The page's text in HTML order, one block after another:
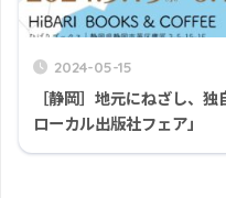
2024-05-15
［静岡］地元にねざし、
ローカル出版社フェア」